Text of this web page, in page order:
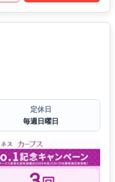
定休日
毎週日曜日